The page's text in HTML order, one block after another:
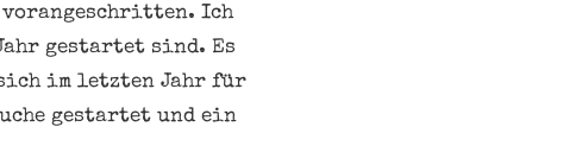
vorangeschritten. Ich
gestartet sind. Es
im letzten Jahr für
gestartet und ein